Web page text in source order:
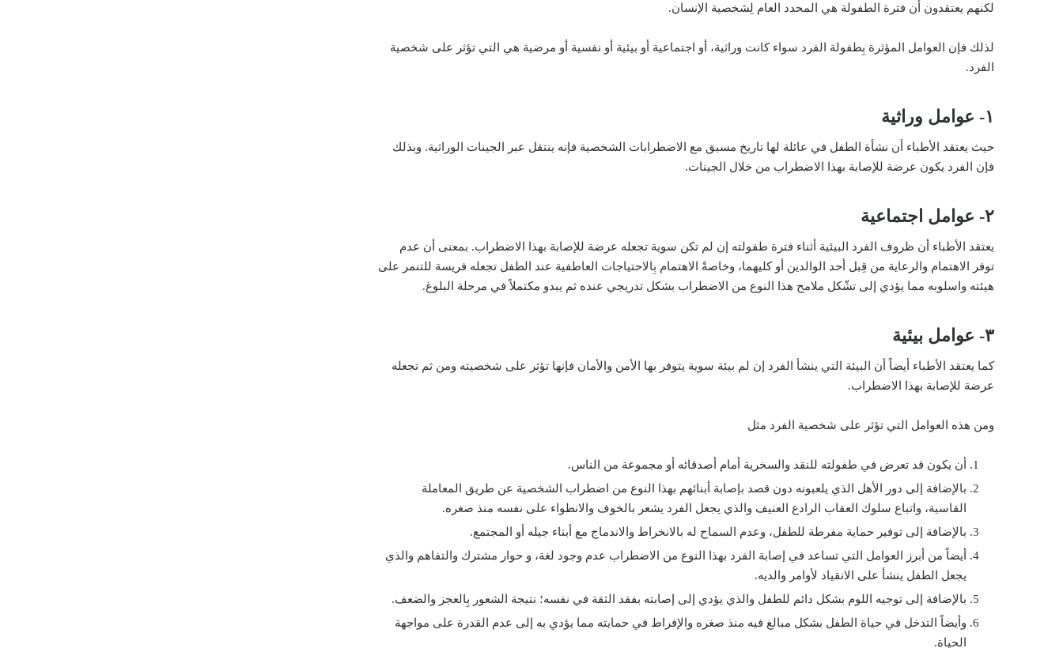
لكنهم يعتقدون أن فترة الطفولة هي المحدد العام لِشخصية الإنسان.
لذلك فإن العوامل المؤثرة بِطفولة الفرد سواء كانت وراثية، أو اجتماعية أو بيئية أو نفسية أو مرضية هي التي تؤثر على شخصية
الفرد.
١- عوامل وراثية
حيث يعتقد الأطباء أن نشأة الطفل في عائلة لها تاريخ مسبق مع الاضطرابات الشخصية فإنه ينتقل عبر الجينات الوراثية. وبذلك
فإن الفرد يكون عرضة للإصابة بهذا الاضطراب من خلال الجينات.
٢- عوامل اجتماعية
يعتقد الأطباء أن ظروف الفرد البيئية أثناء فترة طفولته إن لم تكن سوية تجعله عرضة للإصابة بهذا الاضطراب. بمعنى أن عدم
توفر الاهتمام والرعاية من قِبل أحد الوالدين أو كليهما، وخاصةً الاهتمام بِالاحتياجات العاطفية عند الطفل تجعله فريسة للتنمر على
هيئته واسلوبه مما يؤدي إلى تشّكل ملامح هذا النوع من الاضطراب بشكل تدريجي عنده ثم يبدو مكتملاً في مرحلة البلوغ.
٣- عوامل بيئية
كما يعتقد الأطباء أيضاً أن البيئة التي ينشأ الفرد إن لم بيئة سوية يتوفر بها الأمن والأمان فإنها تؤثر على شخصيته ومن ثم تجعله
عرضة للإصابة بهذا الاضطراب.
ومن هذه العوامل التي تؤثر على شخصية الفرد مثل
أن يكون قد تعرض في طفولته للنقد والسخرية أمام أصدقائه أو مجموعة من الناس.
بالإضافة إلى دور الأهل الذي يلعبونه دون قصد بإصابة أبنائهم بهذا النوع من اضطراب الشخصية عن طريق المعاملة
القاسية، واتباع سلوك العقاب الرادع العنيف والذي يجعل الفرد يشعر بالخوف والانطواء على نفسه منذ صغره.
بالإضافة إلى توفير حماية مفرطة للطفل، وعدم السماح له بالانخراط والاندماج مع أبناء جيله أو المجتمع.
أيضاً من أبرز العوامل التي تساعد في إصابة الفرد بهذا النوع من الاضطراب عدم وجود لغة، و حوار مشترك والتفاهم والذي
يجعل الطفل ينشأ على الانقياد لأوامر والديه.
بالإضافة إلى توجيه اللوم بشكل دائم للطفل والذي يؤدي إلى إصابته بفقد الثقة في نفسه؛ نتيجة الشعور بِالعجز والضعف.
وأيضاً التدخل في حياة الطفل بشكل مبالغ فيه منذ صغره والإفراط في حمايته مما يؤدي به إلى عدم القدرة على مواجهة
الحياة.